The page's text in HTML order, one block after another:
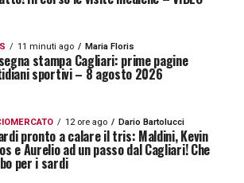
11 minuti ago Maria Floris
stampa Cagliari: prime pagine
sportivi – 8 agosto 2026
12 ore ago Dario Bartolucci
pronto a calare il tris: Maldini, Kevin
e Aurelio ad un passo dal Cagliari! Che
per i sardi